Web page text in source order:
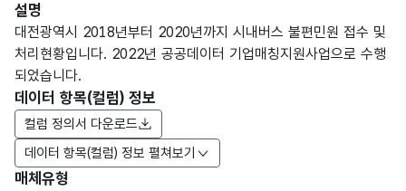
설명
대전광역시 2018년부터 2020년까지 시내버스 불편민원 접수 및
처리현황입니다. 2022년 공공데이터 기업매칭지원사업으로 수행
되었습니다.
데이터 항목(컬럼) 정보
데이터 항목(컬럼) 정보 펼쳐보기
컬럼 정의서 다운로드
매체유형